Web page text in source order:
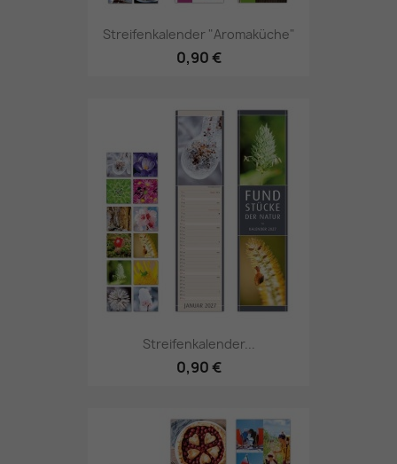
Streifenkalender "Aromaküche"
0,90 €
Streifenkalender...
0,90 €